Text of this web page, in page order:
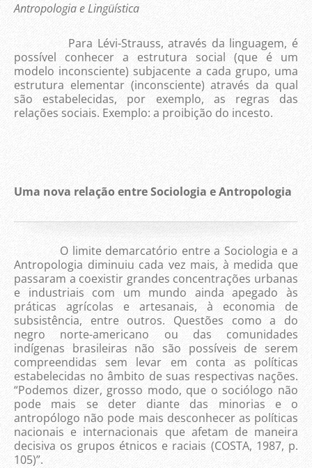
Antropologia e Lingüística
Para Lévi-Strauss, através da linguagem, é
possível conhecer a estrutura social (que é um
modelo inconsciente) subjacente a cada grupo, uma
estrutura elementar (inconsciente) através da qual
são estabelecidas, por exemplo, as regras das
relações sociais. Exemplo: a proibição do incesto.
Uma nova relação entre Sociologia e Antropologia
O limite demarcatório entre a Sociologia e a
Antropologia diminuiu cada vez mais, à medida que
passaram a coexistir grandes concentrações urbanas
e industriais com um mundo ainda apegado às
práticas agrícolas e artesanais, à economia de
subsistência, entre outros. Questões como a do
negro norte-americano ou das comunidades
indígenas brasileiras não são possíveis de serem
compreendidas sem levar em conta as políticas
estabelecidas no âmbito de suas respectivas nações.
“Podemos dizer, grosso modo, que o sociólogo não
pode mais se deter diante das minorias e o
antropólogo não pode mais desconhecer as políticas
nacionais e internacionais que afetam de maneira
decisiva os grupos étnicos e raciais (COSTA, 1987, p.
105)”.